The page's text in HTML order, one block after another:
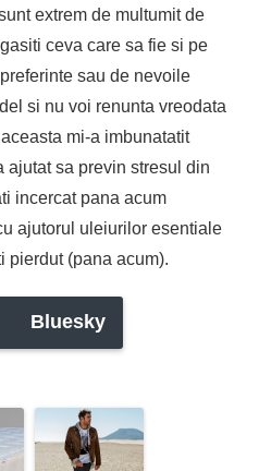
extrem de multumit de
ceva care sa fie si pe
sau de nevoile
si nu voi renunta vreodata
mi-a imbunatatit
ajutat sa previn stresul din
incercat pana acum
ajutorul uleiurilor esentiale
pierdut (pana acum).
Bluesky